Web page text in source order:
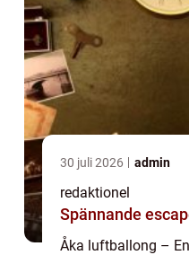
30 juli 2026 admin
redaktionel
Spännande
Åka luftballong –